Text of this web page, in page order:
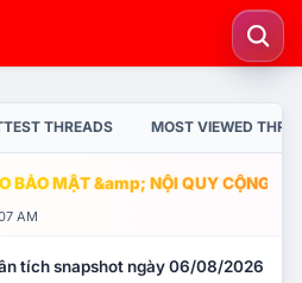
THREADS MOST VIEWED
BẢO MẬT &amp; NỘI QUY CỘNG
AM
tích snapshot ngày 06/08/2026